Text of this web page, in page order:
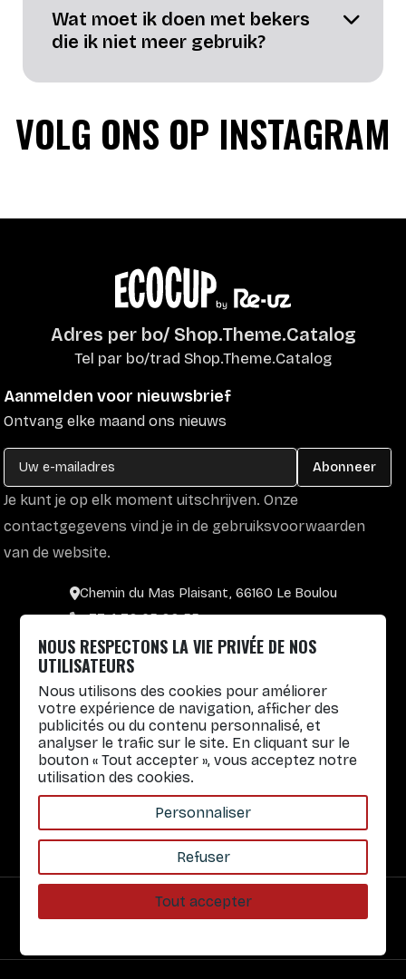
Wat moet ik doen met bekers
die ik niet meer gebruik?
VOLG ONS OP INSTAGRAM
Adres per bo/ Shop.Theme.Catalog
Tel par bo/trad Shop.Theme.Catalog
Aanmelden voor nieuwsbrief
Ontvang elke maand ons nieuws
Abonneer
Je kunt je op elk moment uitschrijven. Onze
contactgegevens vind je in de gebruiksvoorwaarden
van de website.
Chemin du Mas Plaisant, 66160 Le Boulou
+33 4 30 65 00 55
Lun. au Vend. : 8h30-12h30 / 14h-17h
Herbruikbare bekers
Praktische informatie
Snelle links
Onze diensten
Over ons
Veilige betaling
NOUS RESPECTONS LA VIE PRIVÉE DE NOS
UTILISATEURS
Nous utilisons des cookies pour améliorer
votre expérience de navigation, afficher des
publicités ou du contenu personnalisé, et
analyser le trafic sur le site. En cliquant sur le
bouton « Tout accepter », vous acceptez notre
utilisation des cookies.
Personnaliser
Refuser
Tout accepter